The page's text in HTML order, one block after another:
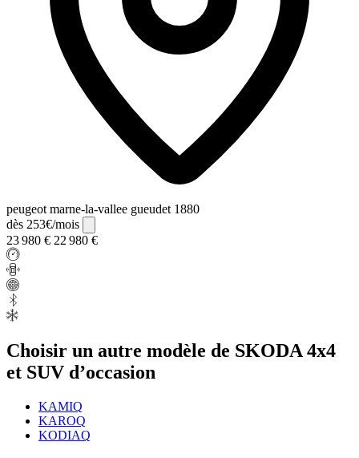
peugeot marne-la-vallee gueudet 1880
dès 253€/mois
23 980 € 22 980 €
Choisir un autre modèle de SKODA 4x4
et SUV d’occasion
KAMIQ
KAROQ
KODIAQ